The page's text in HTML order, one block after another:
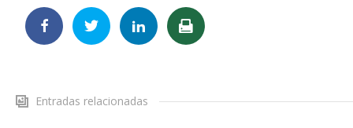
Entradas relacionadas